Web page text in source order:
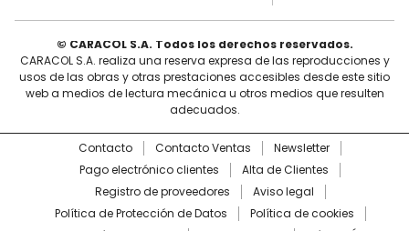
© CARACOL S.A. Todos los derechos reservados.
CARACOL S.A. realiza una reserva expresa de las reproducciones y
usos de las obras y otras prestaciones accesibles desde este sitio
web a medios de lectura mecánica u otros medios que resulten
adecuados.
Contacto Contacto Ventas
Newsletter
Pago electrónico clientes
Alta de Clientes
Registro de proveedores
Aviso legal
Política de Protección de Datos
Política de cookies